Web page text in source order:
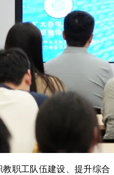
职工队伍建设、提升综合